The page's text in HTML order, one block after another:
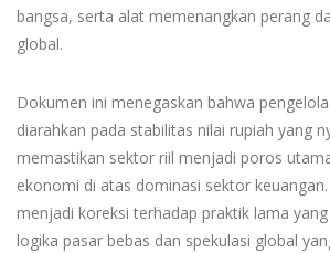
bangsa, serta alat memenangkan perang
global.
Dokumen ini menegaskan bahwa
diarahkan pada stabilitas nilai rupiah yang
memastikan sektor riil menjadi poros
ekonomi di atas dominasi sektor
menjadi koreksi terhadap praktik lama
logika pasar bebas dan spekulasi global